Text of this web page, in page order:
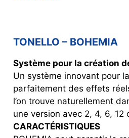
TONELLO – BOHEMIA
Système pour la création
Un système innovant pour
parfaitement des effets
l’on trouve naturellement
une version avec 2, 4, 6, 12
CARACTÉRISTIQUES